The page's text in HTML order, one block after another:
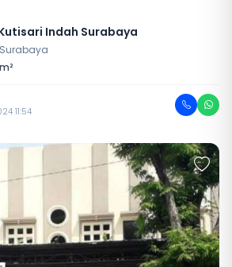
Indah Surabaya
11:54